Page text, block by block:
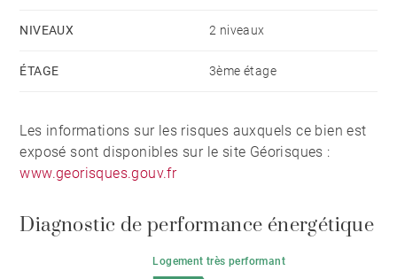
bien-être avec piscine intérieure chauffée, sauna,
85€ par mois), ainsi qu'une salle d'équipement et un
NIVEAUX 2 niveaux
ÉTAGE 3ème étage
Les informations sur les risques auxquels ce bien est
exposé sont disponibles sur le site Géorisques :
www.georisques.gouv.fr
Diagnostic de performance énergétique
Logement très performant